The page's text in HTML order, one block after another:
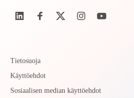
Tietosuoja
Käyttöehdot
Sosiaalisen median käyttöehdot